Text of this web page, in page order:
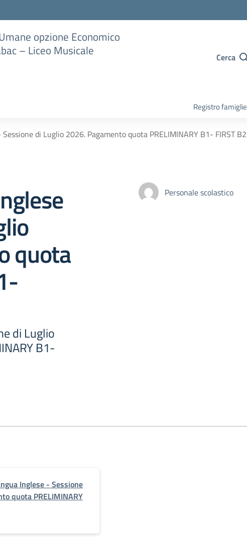
opzione Economico
– Liceo Musicale
Cerca
Registro famiglie
di Luglio 2026. Pagamento quota PRELIMINARY B1- FIRST B2
quota
di Luglio
B1-
Personale scolastico
Inglese - Sessione
quota PRELIMINARY